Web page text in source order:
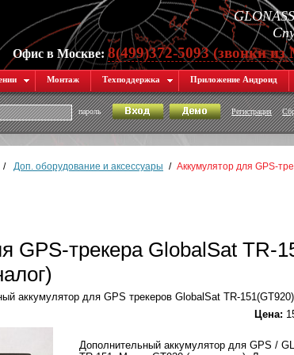
Офис в Москве:8(499)372-5093 (звонки
Монтаж Техподдержка Приложение Андроид
пароль Регистрация
/ Доп. оборудование и аксессуары / Аккумулятор для GPS-
GPS-трекера GlobalSat TR-
аккумулятор для GPS трекеров GlobalSat TR-151(GT920)
Цена:
Дополнительный аккумулятор для GPS /